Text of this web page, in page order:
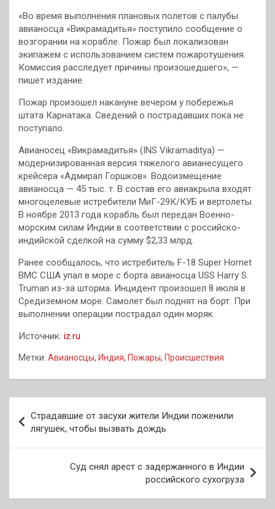
«Во время выполнения плановых полетов с палубы
авианосца «Викрамадитья» поступило сообщение о
возгорании на корабле. Пожар был локализован
экипажем с использованием систем пожаротушения.
Комиссия расследует причины произошедшего», —
пишет издание.
Пожар произошел накануне вечером у побережья
штата Карнатака. Сведений о пострадавших пока не
поступало.
Авианосец «Викрамадитья» (INS Vikramaditya) —
модернизированная версия тяжелого авианесущего
крейсера «Адмирал Горшков». Водоизмещение
авианосца — 45 тыс. т. В состав его авиакрыла входят
многоцелевые истребители МиГ-29К/КУБ и вертолеты.
В ноябре 2013 года корабль был передан Военно-
морским силам Индии в соответствии с российско-
индийской сделкой на сумму $2,33 млрд.
Ранее сообщалось, что истребитель F-18 Super Hornet
ВМС США упал в море с борта авианосца USS Harry S.
Truman из-за шторма. Инцидент произошел 8 июля в
Средиземном море. Самолет был поднят на борт. При
выполнении операции пострадал один моряк.
Источник: iz.ru
Метки: Авианосцы, Индия, Пожары, Происшествия
по
записям
Страдавшие от засухи жители Индии поженили
лягушек, чтобы вызвать дождь
Суд снял арест с задержанного в Индии
российского сухогруза